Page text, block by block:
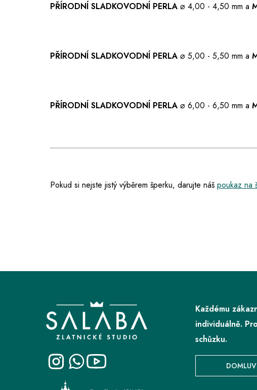
PŘÍRODNÍ SLADKOVODNÍ PERLA ⌀ 4,00 - 4,50 mm a
PŘÍRODNÍ SLADKOVODNÍ PERLA ⌀ 5,00 - 5,50 mm a
PŘÍRODNÍ SLADKOVODNÍ PERLA ⌀ 6,00 - 6,50 mm a
Pokud si nejste jistý výběrem šperku, darujte náš poukaz na
Každému
individuálně.
schůzku.